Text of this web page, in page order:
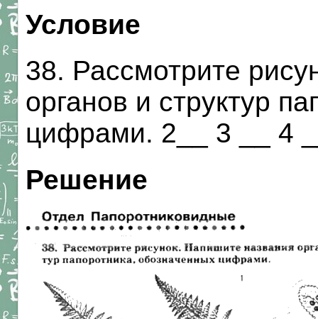
Условие
38. Рассмотрите
органов и структур
цифрами. 2__ 3 __ 4
Решение